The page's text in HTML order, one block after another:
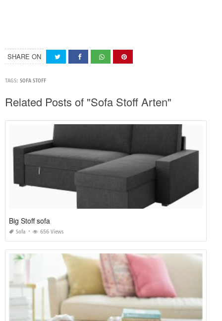
SHARE ON
TAGS: SOFA STOFF
Related Posts of "Sofa Stoff Arten"
Big Stoff sofa
Sofa 656 Views